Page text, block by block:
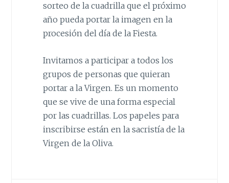
sorteo de la cuadrilla que el próximo
año pueda portar la imagen en la
procesión del día de la Fiesta.
Invitamos a participar a todos los
grupos de personas que quieran
portar a la Virgen. Es un momento
que se vive de una forma especial
por las cuadrillas. Los papeles para
inscribirse están en la sacristía de la
Virgen de la Oliva.